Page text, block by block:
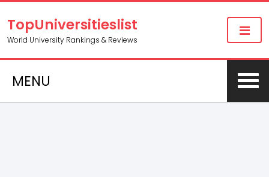
TopUniversitieslist
World University Rankings & Reviews
MENU